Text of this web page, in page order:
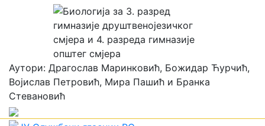
Аутори: Драгослав Маринковић, Божидар Ћурчић,
Војислав Петровић, Мира Пашић и Бранка
Стевановић